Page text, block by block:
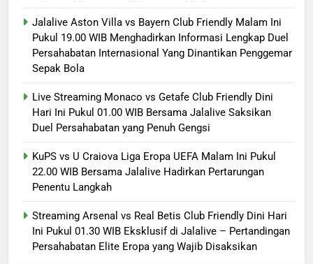
Jalalive Aston Villa vs Bayern Club Friendly Malam Ini
Pukul 19.00 WIB Menghadirkan Informasi Lengkap Duel
Persahabatan Internasional Yang Dinantikan Penggemar
Sepak Bola
Live Streaming Monaco vs Getafe Club Friendly Dini
Hari Ini Pukul 01.00 WIB Bersama Jalalive Saksikan
Duel Persahabatan yang Penuh Gengsi
KuPS vs U Craiova Liga Eropa UEFA Malam Ini Pukul
22.00 WIB Bersama Jalalive Hadirkan Pertarungan
Penentu Langkah
Streaming Arsenal vs Real Betis Club Friendly Dini Hari
Ini Pukul 01.30 WIB Eksklusif di Jalalive – Pertandingan
Persahabatan Elite Eropa yang Wajib Disaksikan